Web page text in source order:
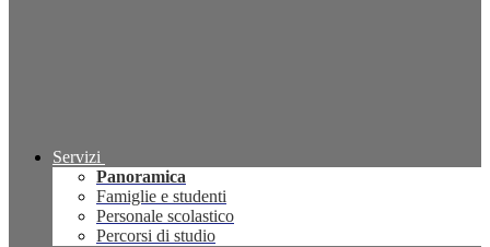
Servizi
Panoramica
Famiglie e studenti
Personale scolastico
Percorsi di studio